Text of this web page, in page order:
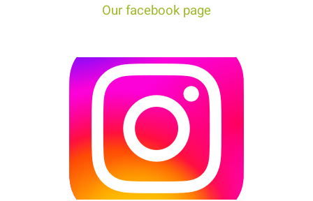
Our facebook page